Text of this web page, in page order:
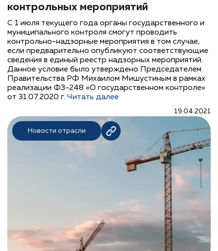
контрольных мероприятий
С 1 июля текущего года органы государственного и
муниципального контроля смогут проводить
контрольно-надзорные мероприятия в том случае,
если предварительно опубликуют соответствующие
сведения в единый реестр надзорных мероприятий.
Данное условие было утверждено Председателем
Правительства РФ Михаилом Мишустиным в рамках
реализации ФЗ-248 «О государственном контроле»
от 31.07.2020 г. Читать далее
19.04.2021
Новости отрасли